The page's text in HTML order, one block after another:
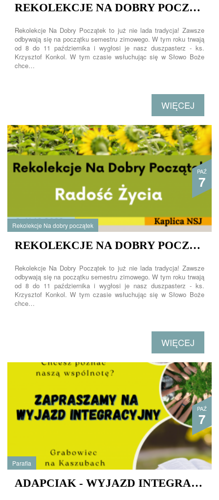
REKOLEKCJE NA DOBRY POCZĄTEK
Rekolekcje Na Dobry Początek to już nie lada tradycja! Zawsze
odbywają się na początku semestru zimowego. W tym roku trwają
od 8 do 11 października i wygłosi je nasz duszpasterz - ks.
Krzysztof Konkol. W tym czasie wsłuchując się w Słowo Boże
chce…
WIĘCEJ
PAŹ
7
Rekolekcje Na dobry początek
REKOLEKCJE NA DOBRY POCZĄTEK
Rekolekcje Na Dobry Początek to już nie lada tradycja! Zawsze
odbywają się na początku semestru zimowego. W tym roku trwają
od 8 do 11 października i wygłosi je nasz duszpasterz - ks.
Krzysztof Konkol. W tym czasie wsłuchując się w Słowo Boże
chce…
WIĘCEJ
PAŹ
7
Parafia
ADAPCIAK - WYJAZD INTEGRACYJNO-MODLITEWNY